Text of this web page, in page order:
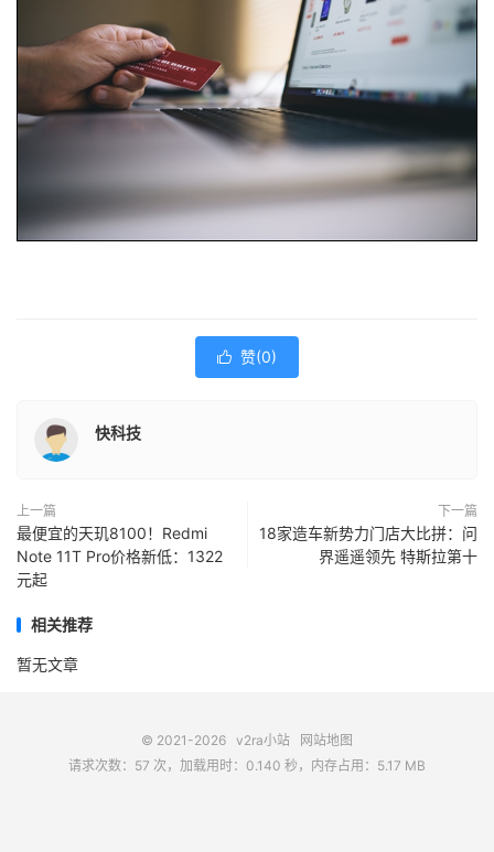
 赞(0)
快科技
上一篇
最便宜的天玑8100！Redmi
Note 11T Pro价格新低：1322
元起
下一篇
18家造车新势力门店大比拼：问
界遥遥领先 特斯拉第十
相关推荐
暂无文章
© 2021-2026 v2ra小站
网站地图
请求次数：57 次，加载用时：0.140 秒，内存占用：5.17 MB